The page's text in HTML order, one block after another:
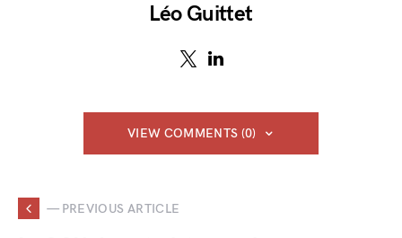
Léo Guittet
VIEW COMMENTS (0)
— PREVIOUS ARTICLE